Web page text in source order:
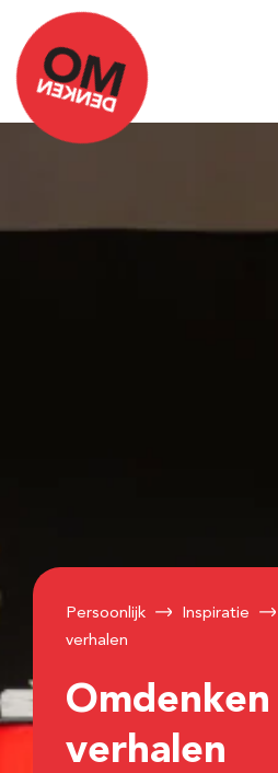
Persoonlijk Inspiratie
verhalen
Omdenken
verhalen